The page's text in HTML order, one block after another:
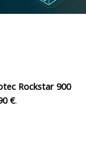
Rockstar 900
€.